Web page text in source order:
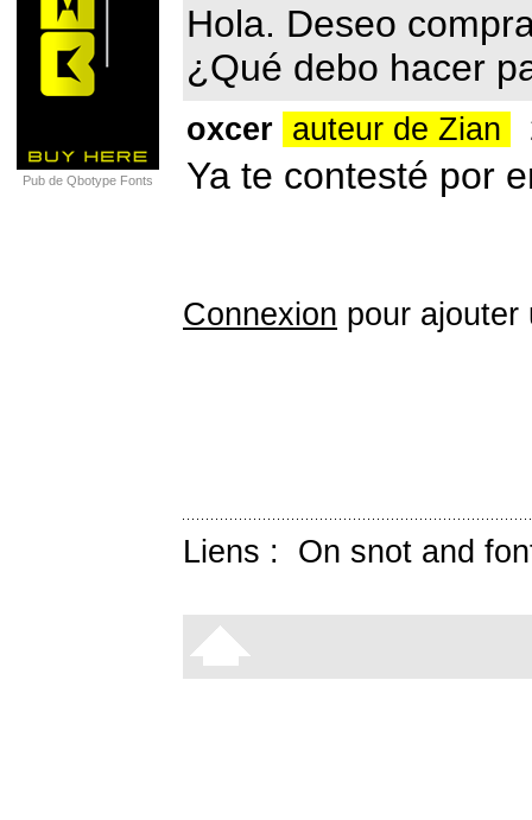
Pub de Qbotype Fonts
Hola. Deseo
¿Qué debo hacer
oxcer auteur de Zian
Ya te contesté por
Connexion pour ajouter
Liens : On snot and